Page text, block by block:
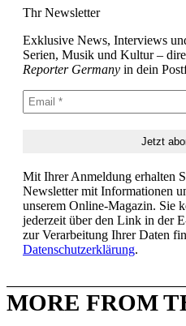
Thr Newsletter
Exklusive News, Interviews
Serien, Musik und Kultur –
Reporter Germany in dein
Mit Ihrer Anmeldung erhalten
Newsletter mit Informationen
unserem Online-Magazin. Sie
jederzeit über den Link in der
zur Verarbeitung Ihrer Daten
Datenschutzerklärung.
MORE FROM